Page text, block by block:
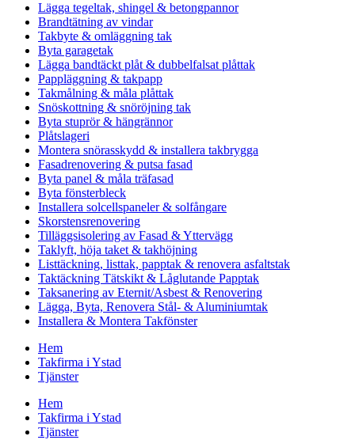
Lägga tegeltak, shingel & betongpannor
Brandtätning av vindar
Takbyte & omläggning tak
Byta garagetak
Lägga bandtäckt plåt & dubbelfalsat plåttak
Pappläggning & takpapp
Takmålning & måla plåttak
Snöskottning & snöröjning tak
Byta stuprör & hängrännor
Plåtslageri
Montera snörasskydd & installera takbrygga
Fasadrenovering & putsa fasad
Byta panel & måla träfasad
Byta fönsterbleck
Installera solcellspaneler & solfångare
Skorstensrenovering
Tilläggsisolering av Fasad & Yttervägg
Taklyft, höja taket & takhöjning
Listtäckning, listtak, papptak & renovera asfaltstak
Taktäckning Tätskikt & Låglutande Papptak
Taksanering av Eternit/Asbest & Renovering
Lägga, Byta, Renovera Stål- & Aluminiumtak
Installera & Montera Takfönster
Hem
Takfirma i Ystad
Tjänster
Hem
Takfirma i Ystad
Tjänster